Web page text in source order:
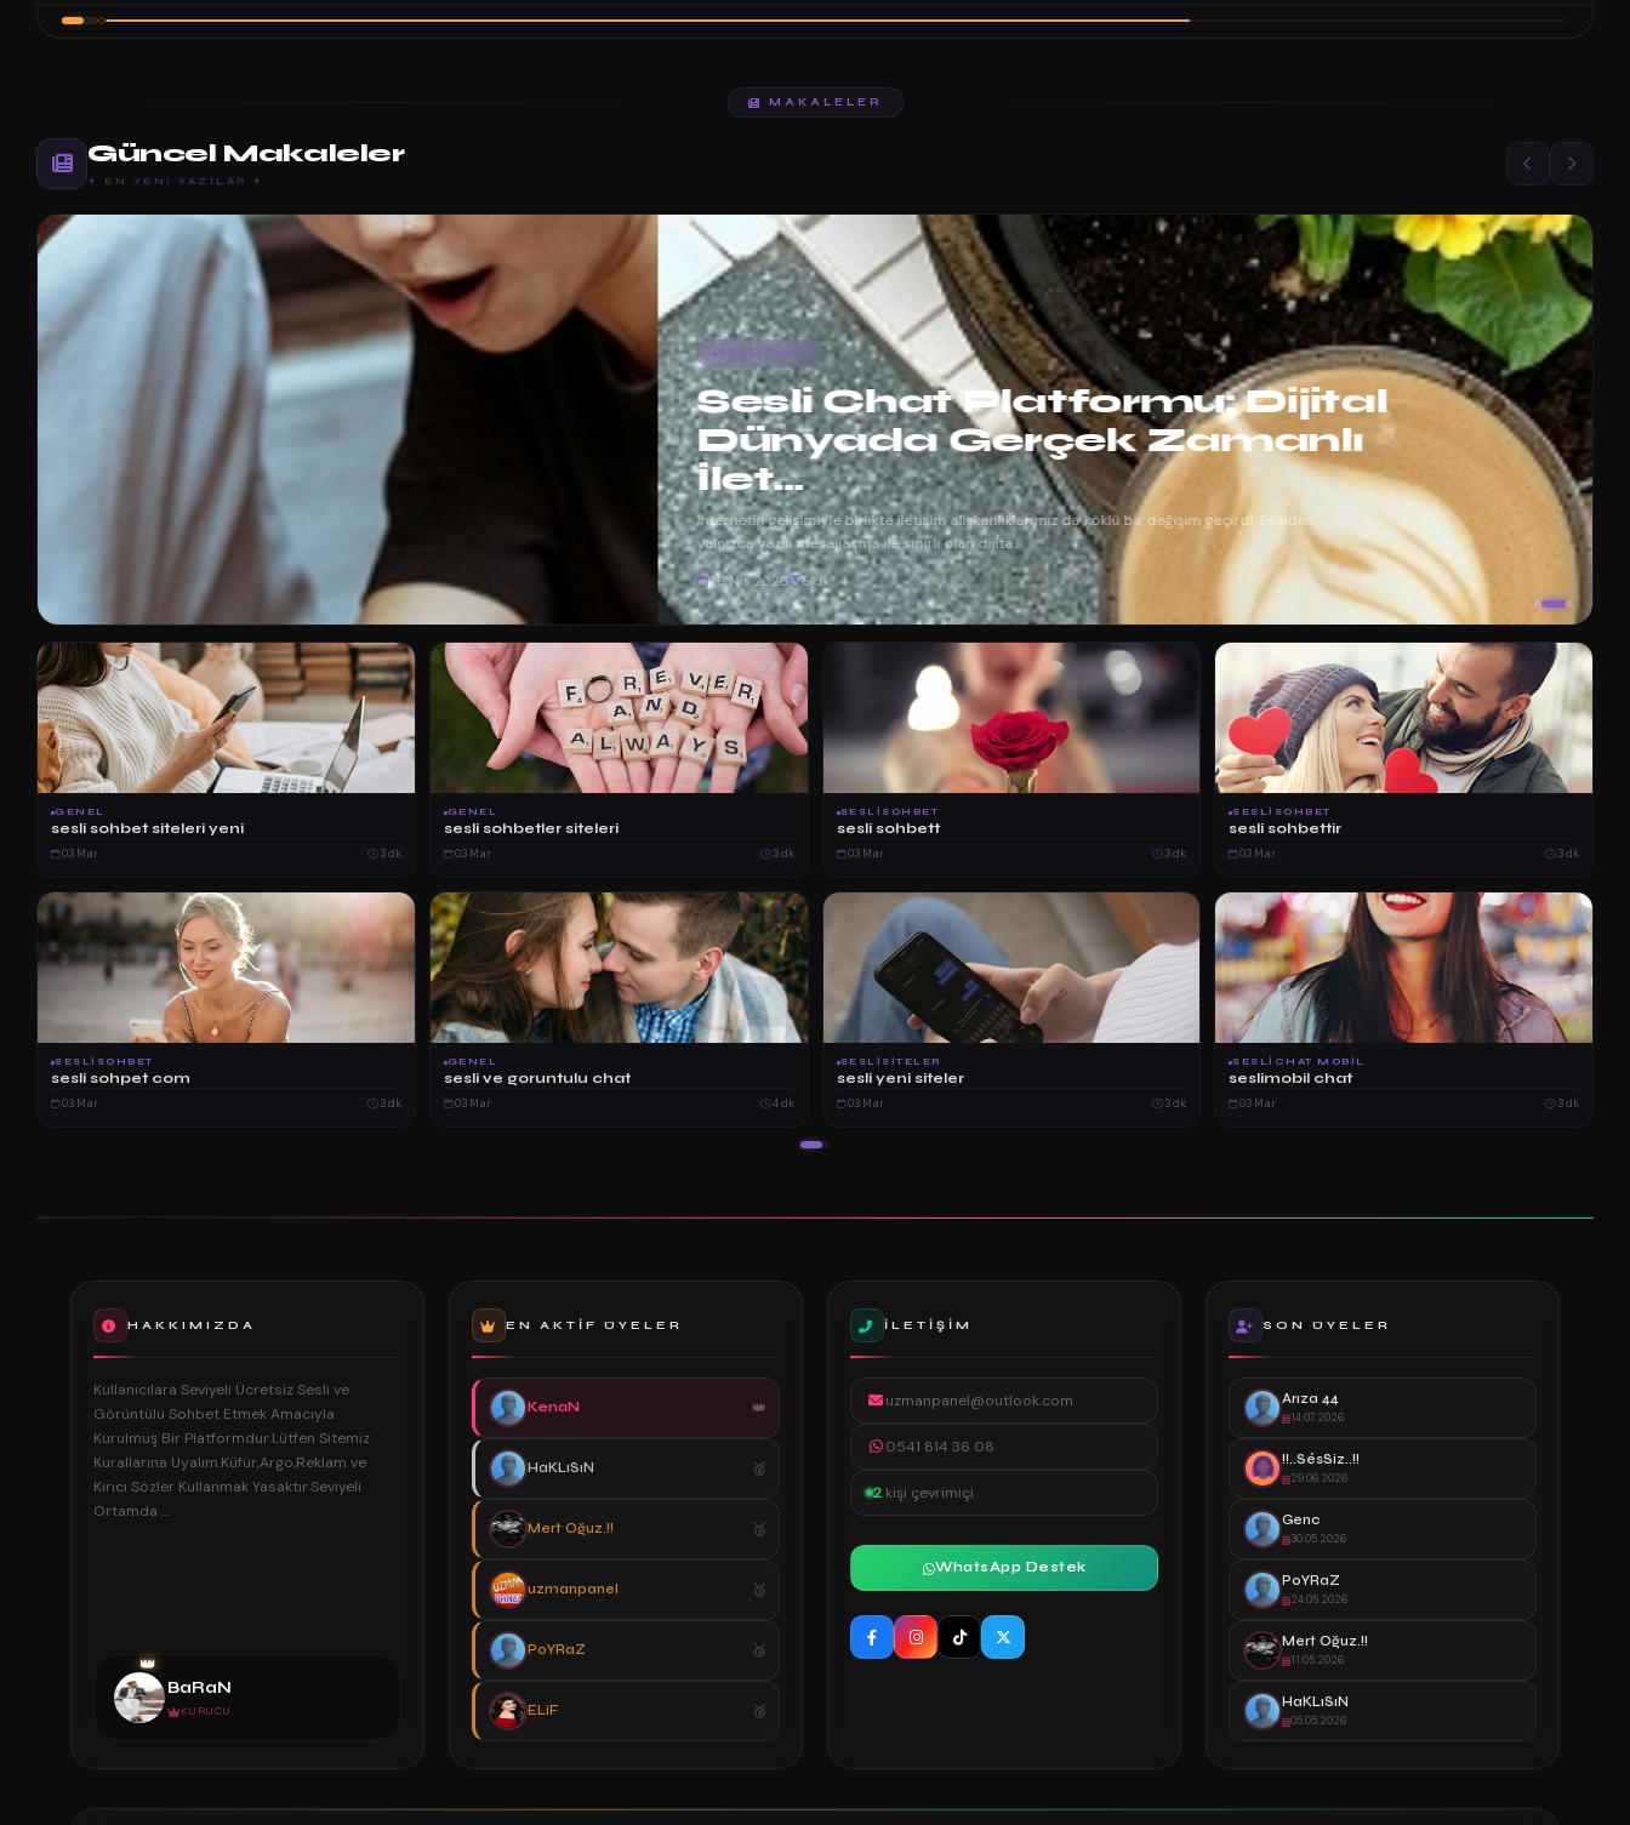
MAKALELER
Güncel Makaleler
✦ EN YENI YAZILAR ✦
Sesli Chat Platformu: Dijital
Dünyada Gerçek Zamanlı
İlet...
İnternetin gelişimiyle birlikte iletişim alışkanlıklarımız da köklü bir değişim geçirdi. Eskiden
yalnızca yazılı mesajlaşma ile sınırlı olan dijita...
GENEL
sesli sohbet siteleri yeni
03 Mar 3 dk
GENEL
sesli sohbetler siteleri
03 Mar 3 dk
SESLISOHBET
sesli sohbett
03 Mar 3 dk
SESLISOHBET
sesli sohbettir
03 Mar 3 dk
SESLISOHBET
sesli sohpet com
03 Mar 3 dk
GENEL
sesli ve goruntulu chat
03 Mar 4 dk
SESLISITELER
sesli yeni siteler
03 Mar 3 dk
SESLICHAT MOBIL
seslimobil chat
03 Mar 3 dk
HAKKIMIZDA
Kullanıcılara Seviyeli Ücretsiz Sesli ve
Görüntülü Sohbet Etmek Amacıyla
Kurulmuş Bir Platformdur.Lütfen Sitemiz
Kurallarına Uyalım.Küfür,Argo,Reklam ve
Kırıcı Sözler Kullanmak Yasaktır.Seviyeli
Ortamda ...
👑
BaRaN
KURUCU
EN AKTIF ÜYELER
KenaN
HaKLıSıN
Mert Oğuz.!!
uzmanpanel
PoYRaZ
ELiF
İLETIŞIM
uzmanpanel@outlook.com
0541 814 36 08
2 kişi çevrimiçi
WhatsApp Destek
SON ÜYELER
Arıza 44
14.07.2026
!!..SésSiz..!!
29.06.2026
Genc
30.05.2026
PoYRaZ
24.05.2026
Mert Oğuz.!!
11.05.2026
HaKLıSıN
05.05.2026